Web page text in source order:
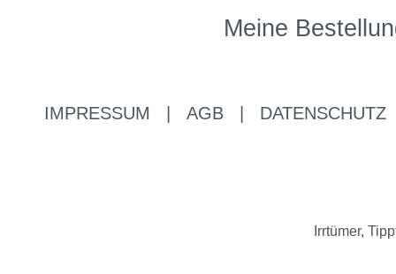
Meine
IMPRESSUM AGB DATENSCHUTZ
Irrtümer,